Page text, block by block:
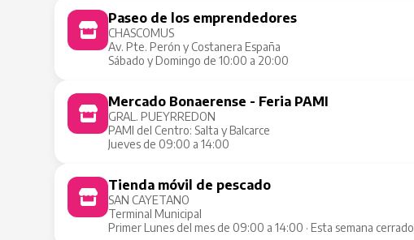
Paseo de los emprendedores
CHASCOMUS
Av. Pte. Perón y Costanera España
Sábado y Domingo de 10:00 a 20:00
Mercado Bonaerense - Feria PAMI
GRAL. PUEYRREDON
PAMI del Centro: Salta y Balcarce
Jueves de 09:00 a 14:00
Tienda móvil de pescado
SAN CAYETANO
Terminal Municipal
Primer Lunes del mes de 09:00 a 14:00 · Esta semana cerrado